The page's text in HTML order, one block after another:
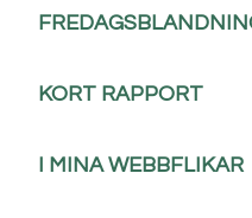
KORT RAPPORT
I MINA WEBBFLIKAR